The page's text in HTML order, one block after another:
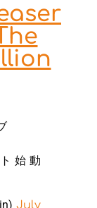
始動
July